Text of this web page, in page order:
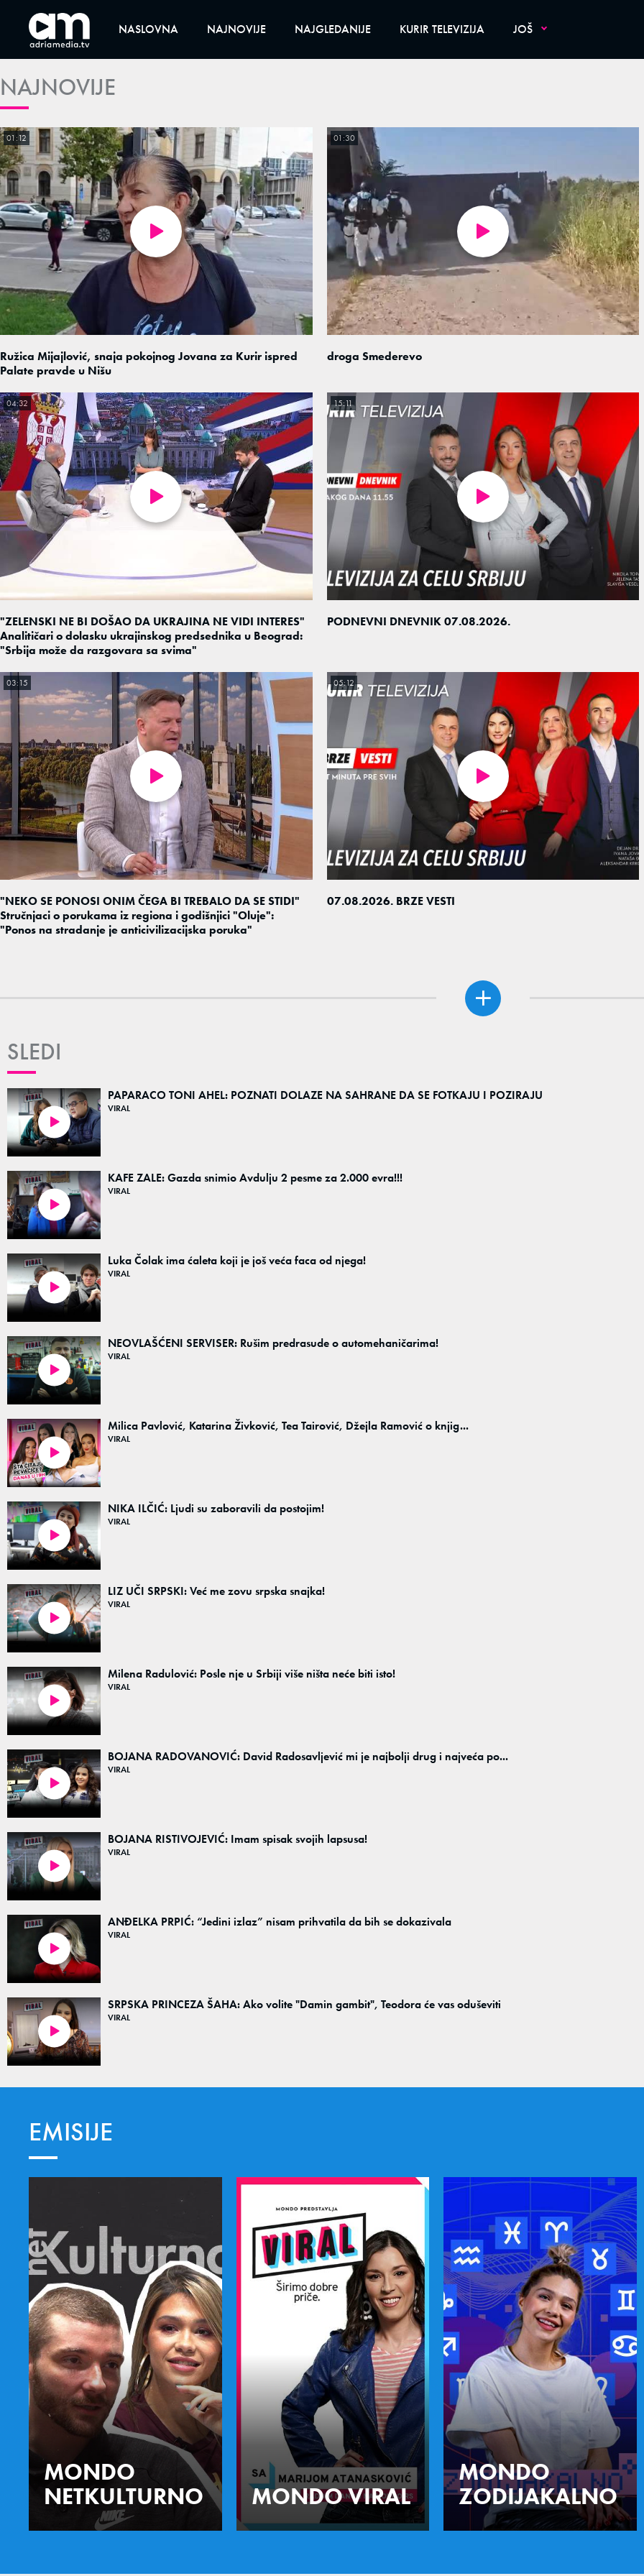
NASLOVNA NAJNOVIJE NAJGLEDANIJE KURIR TELEVIZIJA JOŠ
NAJNOVIJE
Ružica Mijajlović, snaja pokojnog Jovana za Kurir ispred
Palate pravde u Nišu
01:12
droga Smederevo
01:30
"ZELENSKI NE BI DOŠAO DA UKRAJINA NE VIDI INTERES"
Analitičari o dolasku ukrajinskog predsednika u Beograd:
"Srbija može da razgovara sa svima"
04:32
PODNEVNI DNEVNIK 07.08.2026.
15:11
"NEKO SE PONOSI ONIM ČEGA BI TREBALO DA SE STIDI"
Stručnjaci o porukama iz regiona i godišnjici "Oluje":
"Ponos na stradanje je anticivilizacijska poruka"
03:15
07.08.2026. BRZE VESTI
05:12
SLEDI
PAPARACO TONI AHEL: POZNATI DOLAZE NA SAHRANE DA SE FOTKAJU I POZIRAJU
VIRAL
KAFE ZALE: Gazda snimio Avdulju 2 pesme za 2.000 evra!!!
VIRAL
Luka Čolak ima ćaleta koji je još veća faca od njega!
VIRAL
NEOVLAŠĆENI SERVISER: Rušim predrasude o automehaničarima!
VIRAL
Milica Pavlović, Katarina Živković, Tea Tairović, Džejla Ramović o knjig...
VIRAL
NIKA ILČIĆ: Ljudi su zaboravili da postojim!
VIRAL
LIZ UČI SRPSKI: Već me zovu srpska snajka!
VIRAL
Milena Radulović: Posle nje u Srbiji više ništa neće biti isto!
VIRAL
BOJANA RADOVANOVIĆ: David Radosavljević mi je najbolji drug i najveća po...
VIRAL
BOJANA RISTIVOJEVIĆ: Imam spisak svojih lapsusa!
VIRAL
ANĐELKA PRPIĆ: “Jedini izlaz” nisam prihvatila da bih se dokazivala
VIRAL
SRPSKA PRINCEZA ŠAHA: Ako volite "Damin gambit", Teodora će vas oduševiti
VIRAL
EMISIJE
MONDO
NETKULTURNO
MONDO VIRAL
MONDO
ZODIJAKALNO